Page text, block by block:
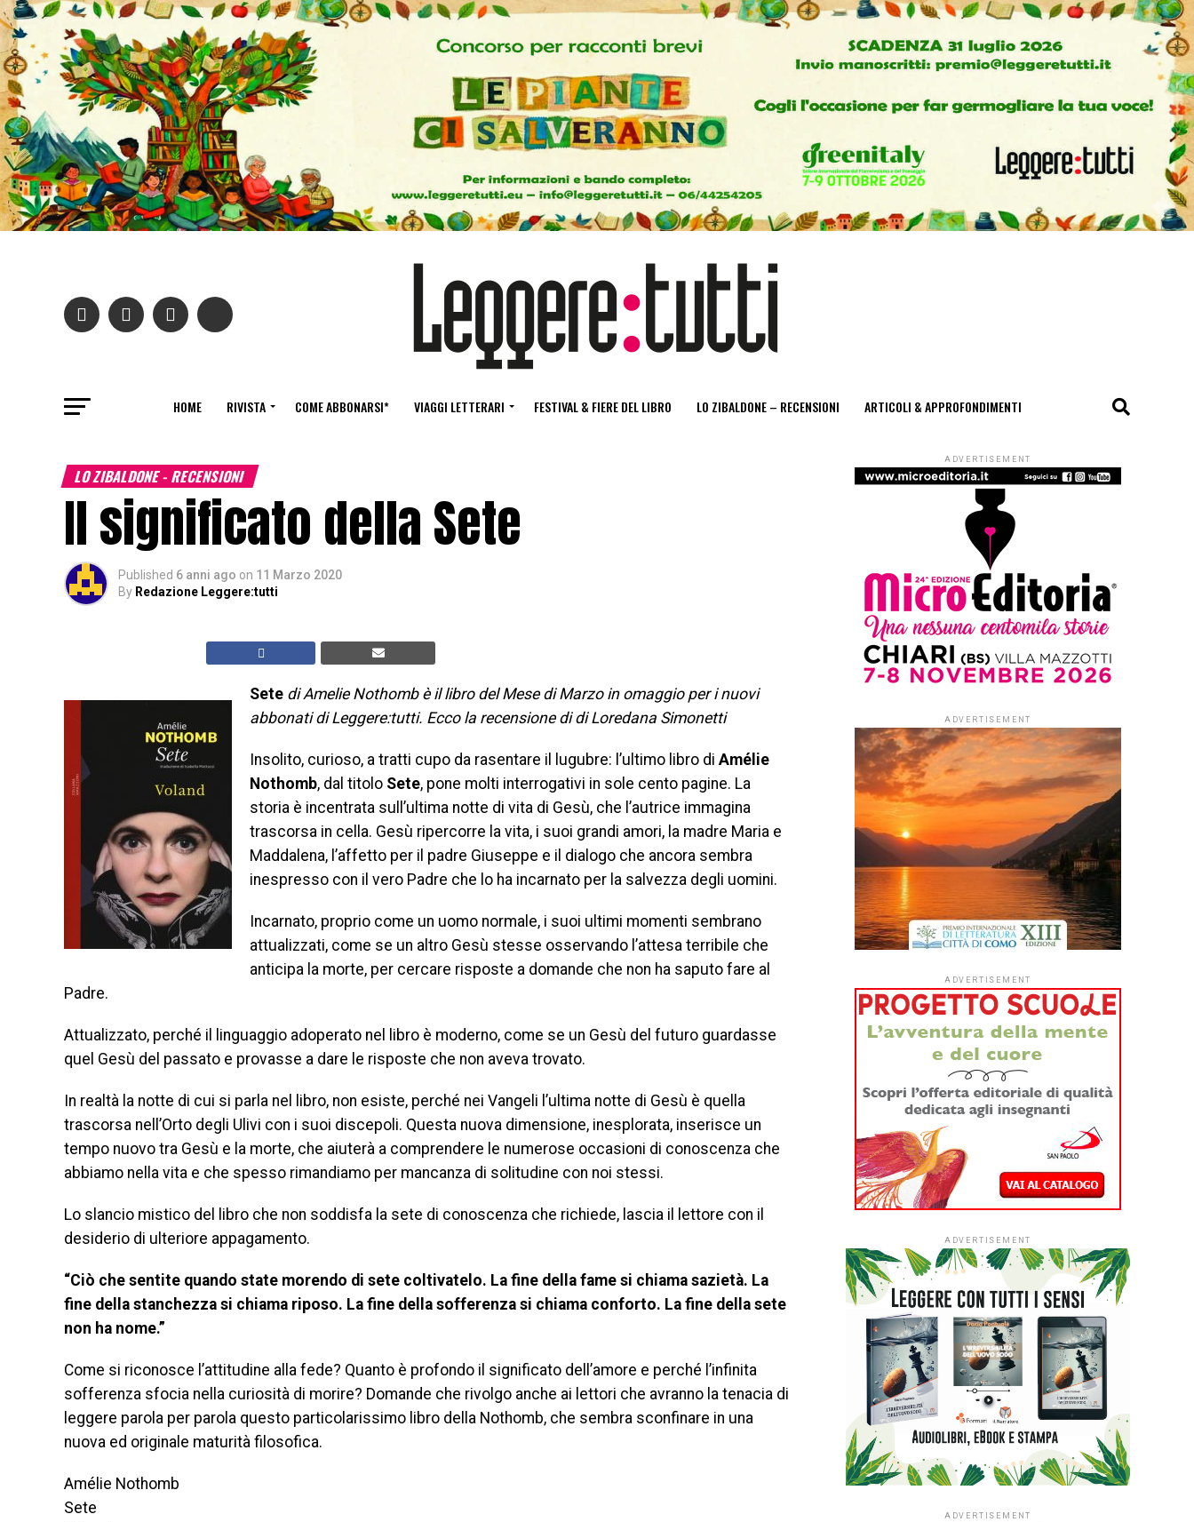
HOME RIVISTA COME ABBONARSI* VIAGGI LETTERARI FESTIVAL & FIERE DEL LIBRO LO ZIBALDONE – RECENSIONI ARTICOLI & APPROFONDIMENTI
LO ZIBALDONE - RECENSIONI
Il significato della Sete
Published 6 anni ago on 11 Marzo 2020
By Redazione Leggere:tutti
Sete di Amelie Nothomb è il libro del Mese di Marzo in omaggio per i nuovi
abbonati di Leggere:tutti. Ecco la recensione di di Loredana Simonetti
Insolito, curioso, a tratti cupo da rasentare il lugubre: l’ultimo libro di Amélie
Nothomb, dal titolo Sete, pone molti interrogativi in sole cento pagine. La
storia è incentrata sull’ultima notte di vita di Gesù, che l’autrice immagina
trascorsa in cella. Gesù ripercorre la vita, i suoi grandi amori, la madre Maria e
Maddalena, l’affetto per il padre Giuseppe e il dialogo che ancora sembra
inespresso con il vero Padre che lo ha incarnato per la salvezza degli uomini.
Incarnato, proprio come un uomo normale, i suoi ultimi momenti sembrano
attualizzati, come se un altro Gesù stesse osservando l’attesa terribile che
anticipa la morte, per cercare risposte a domande che non ha saputo fare al
Padre.
Attualizzato, perché il linguaggio adoperato nel libro è moderno, come se un Gesù del futuro guardasse
quel Gesù del passato e provasse a dare le risposte che non aveva trovato.
In realtà la notte di cui si parla nel libro, non esiste, perché nei Vangeli l’ultima notte di Gesù è quella
trascorsa nell’Orto degli Ulivi con i suoi discepoli. Questa nuova dimensione, inesplorata, inserisce un
tempo nuovo tra Gesù e la morte, che aiuterà a comprendere le numerose occasioni di conoscenza che
abbiamo nella vita e che spesso rimandiamo per mancanza di solitudine con noi stessi.
Lo slancio mistico del libro che non soddisfa la sete di conoscenza che richiede, lascia il lettore con il
desiderio di ulteriore appagamento.
“Ciò che sentite quando state morendo di sete coltivatelo. La fine della fame si chiama sazietà. La
fine della stanchezza si chiama riposo. La fine della sofferenza si chiama conforto. La fine della sete
non ha nome.”
Come si riconosce l’attitudine alla fede? Quanto è profondo il significato dell’amore e perché l’infinita
sofferenza sfocia nella curiosità di morire? Domande che rivolgo anche ai lettori che avranno la tenacia di
leggere parola per parola questo particolarissimo libro della Nothomb, che sembra sconfinare in una
nuova ed originale maturità filosofica.
Amélie Nothomb
Sete
ADVERTISEMENT
ADVERTISEMENT
ADVERTISEMENT
ADVERTISEMENT
ADVERTISEMENT